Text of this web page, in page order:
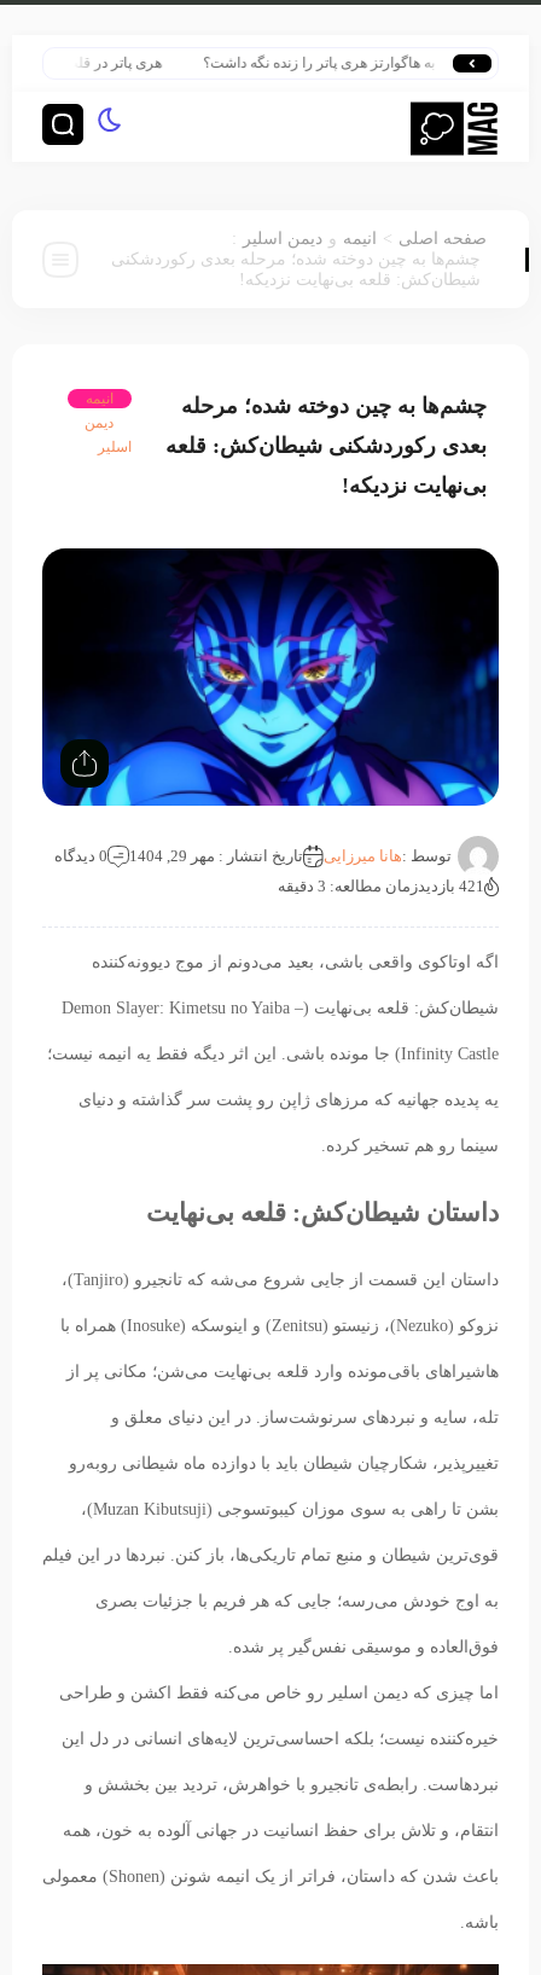
بازگشت به هاگوارتز هری پاتر را زنده نگه داشت؟ هری پاتر در قلب بزرگ‌ترین
صفحه اصلی > انیمه و دیمن اسلیر
:
چشم‌ها به چین دوخته شده؛ مرحله بعدی رکوردشکنی
شیطان‌کش: قلعه بی‌نهایت نزدیکه!
چشم‌ها به چین دوخته شده؛ مرحله
بعدی رکوردشکنی شیطان‌کش: قلعه
بی‌نهایت نزدیکه!
انیمه
دیمن
اسلیر
توسط :هانا میرزایی تاریخ انتشار : مهر 29, 1404
0 دیدگاه
421 بازدید
زمان مطالعه: 3 دقیقه
اگه اوتاکوی واقعی باشی، بعید می‌دونم از موج دیوونه‌کننده
شیطان‌کش: قلعه بی‌نهایت (Demon Slayer: Kimetsu no Yaiba –
Infinity Castle) جا مونده باشی. این اثر دیگه فقط یه انیمه نیست؛
یه پدیده جهانیه که مرزهای ژاپن رو پشت سر گذاشته و دنیای
سینما رو هم تسخیر کرده.
داستان شیطان‌کش: قلعه بی‌نهایت
داستان این قسمت از جایی شروع می‌شه که تانجيرو (Tanjiro)،
نزوکو (Nezuko)، زنیستو (Zenitsu) و اینوسکه (Inosuke) همراه با
هاشیراهای باقی‌مونده وارد قلعه بی‌نهایت می‌شن؛ مکانی پر از
تله، سایه و نبردهای سرنوشت‌ساز. در این دنیای معلق و
تغییرپذیر، شکارچیان شیطان باید با دوازده ماه شیطانی روبه‌رو
بشن تا راهی به سوی موزان کیبوتسوجی (Muzan Kibutsuji)،
قوی‌ترین شیطان و منبع تمام تاریکی‌ها، باز کنن. نبردها در این فیلم
به اوج خودش می‌رسه؛ جایی که هر فریم با جزئیات بصری
فوق‌العاده و موسیقی نفس‌گیر پر شده.
اما چیزی که دیمن اسلیر رو خاص می‌کنه فقط اکشن و طراحی
خیره‌کننده نیست؛ بلکه احساسی‌ترین لایه‌های انسانی در دل این
نبردهاست. رابطه‌ی تانجيرو با خواهرش، تردید بین بخشش و
انتقام، و تلاش برای حفظ انسانیت در جهانی آلوده به خون، همه
باعث شدن که داستان، فراتر از یک انیمه شونن (Shonen) معمولی
باشه.